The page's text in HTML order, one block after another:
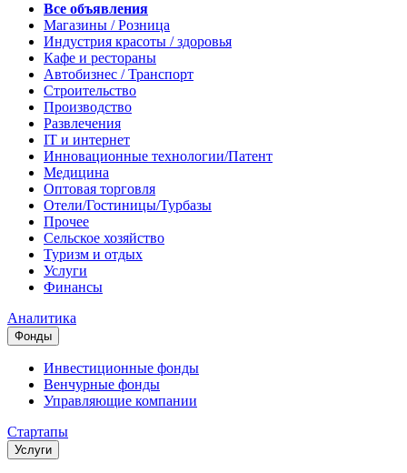
Все объявления
Магазины / Розница
Индустрия красоты / здоровья
Кафе и рестораны
Автобизнес / Транспорт
Строительство
Производство
Развлечения
IT и интернет
Инновационные технологии/Патент
Медицина
Оптовая торговля
Отели/Гостиницы/Турбазы
Прочее
Сельское хозяйство
Туризм и отдых
Услуги
Финансы
Аналитика
Фонды
Инвестиционные фонды
Венчурные фонды
Управляющие компании
Стартапы
Услуги